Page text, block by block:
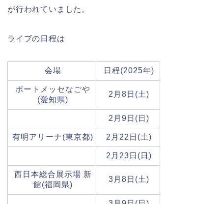
が行われていました。
ライブの日程は
会場 日程(2025年)
ポートメッセなごや
(愛知県)
2月8日(土)
2月9日(日)
有明アリーナ(東京都) 2月22日(土)
2月23日(日)
西日本総合展示場 新
館(福岡県)
3月8日(土)